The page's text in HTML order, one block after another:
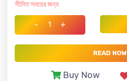
সীমিত সময়ের জন্য
- +
READ NOW
Buy Now